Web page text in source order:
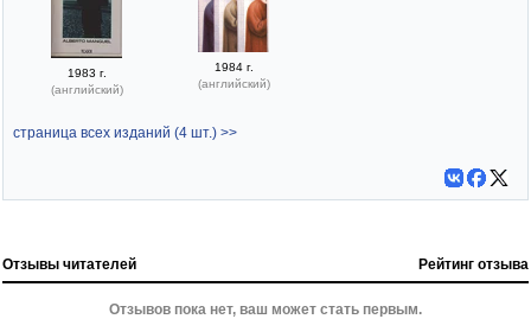
1983 г.
(английский)
1984 г.
(английский)
страница всех изданий (4 шт.) >>
Отзывы читателей Рейтинг отзыва
Отзывов пока нет, ваш может стать первым.